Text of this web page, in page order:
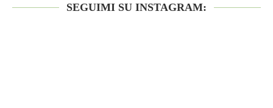
SEGUIMI SU INSTAGRAM: